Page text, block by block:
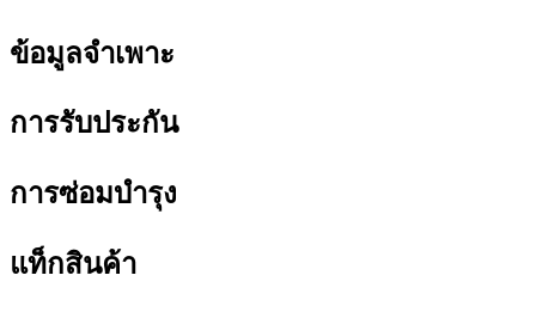
ข้อมูลจำเพาะ
การรับประกัน
การซ่อมบำรุง
แท็กสินค้า